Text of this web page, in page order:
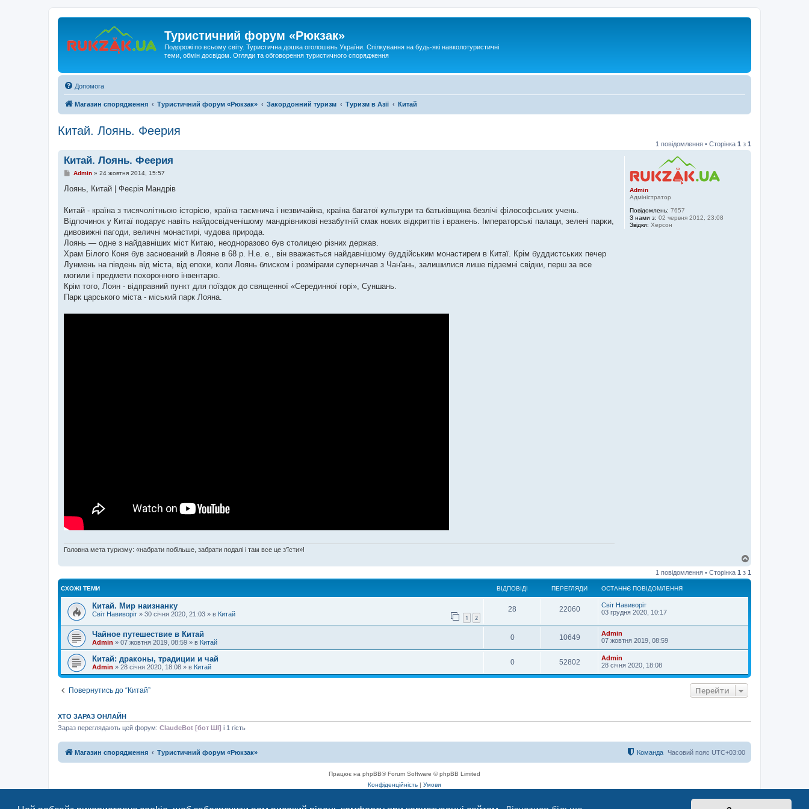
Туристичний форум «Рюкзак»
Подорожі по всьому світу. Туристична дошка оголошень України. Спілкування на будь-які навколотуристичні
теми, обмін досвідом. Огляди та обговорення туристичного спорядження
Допомога
Магазин спорядження Туристичний форум «Рюкзак» Закордонний туризм Туризм в Азії Китай
Китай. Лоянь. Феерия
1 повідомлення • Сторінка 1 з 1
Admin
Адміністратор
Повідомлень: 7657
З нами з: 02 червня 2012, 23:08
Звідки: Херсон
Китай. Лоянь. Феерия
П
в
о
л
е
н
я
Admin» 24 жовтня 2014, 15:57
Лоянь, Китай | Феєрія Мандрів
Китай - країна з тисячолітньою історією, країна таємнича і незвичайна, країна багатої культури та батьківщина безлічі філософських учень.
Відпочинок у Китаї подарує навіть найдосвідченішому мандрівникові незабутній смак нових відкриттів і вражень. Імператорські палаци, зелені парки,
дивовижні пагоди, величні монастирі, чудова природа.
Лоянь — одне з найдавніших міст Китаю, неодноразово був столицею різних держав.
Храм Білого Коня був заснований в Лояне в 68 р. Н.е. е., він вважається найдавнішому буддійським монастирем в Китаї. Крім буддистських печер
Лунмень на південь від міста, від епохи, коли Лоянь блиском і розмірами суперничав з Чан'ань, залишилися лише підземні свідки, перш за все
могили і предмети похоронного інвентарю.
Крім того, Лоян - відправний пункт для поїздок до священної «Серединної горі», Суншань.
Парк царського міста - міський парк Лояна.
Головна мета туризму: «набрати побільше, забрати подалі і там все це з'їсти»!
г
о
1 повідомлення • Сторінка 1 з 1
СХОЖІ ТЕМИ ВІДПОВІДІ ПЕРЕГЛЯДИ ОСТАННЄ ПОВІДОМЛЕННЯ
Китай. Мир наизнанку
Світ Навиворіт » 30 січня 2020, 21:03 » в Китай 1 2
28 22060
Світ Навиворіт
03 грудня 2020, 10:17
Чайное путешествие в Китай
Admin » 07 жовтня 2019, 08:59 » в Китай
0 10649
Admin
07 жовтня 2019, 08:59
Китай: драконы, традиции и чай
Admin » 28 січня 2020, 18:08 » в Китай
0 52802
Admin
28 січня 2020, 18:08
Повернутись до “Китай” Перейти
ХТО ЗАРАЗ ОНЛАЙН
Зараз переглядають цей форум: ClaudeBot [бот ШІ] і 1 гість
Магазин спорядження Туристичний форум «Рюкзак» Часовий пояс UTC+03:00
Команда
Працює на phpBB® Forum Software © phpBB Limited
Конфіденційність
Умови